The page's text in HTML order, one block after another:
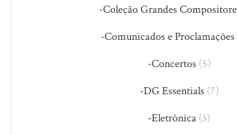
-Coleção Grandes
-Comunicados e Proclamações
-Concertos(5)
-DG Essentials(7)
-Eletrônica (3)